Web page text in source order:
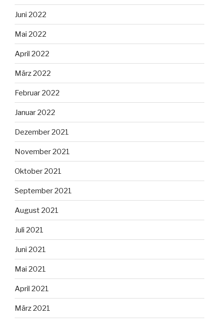
Juni 2022
Mai 2022
April 2022
März 2022
Februar 2022
Januar 2022
Dezember 2021
November 2021
Oktober 2021
September 2021
August 2021
Juli 2021
Juni 2021
Mai 2021
April 2021
März 2021